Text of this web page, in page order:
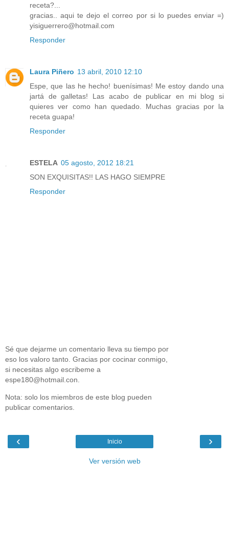
receta?...
gracias.. aqui te dejo el correo por si lo puedes enviar =)
yisiguerrero@hotmail.com
Responder
Laura Piñero 13 abril, 2010 12:10
Espe, que las he hecho! buenísimas! Me estoy dando una
jartá de galletas! Las acabo de publicar en mi blog si
quieres ver como han quedado. Muchas gracias por la
receta guapa!
Responder
ESTELA 05 agosto, 2012 18:21
SON EXQUISITAS!! LAS HAGO SIEMPRE
Responder
Sé que dejarme un comentario lleva su tiempo por
eso los valoro tanto. Gracias por cocinar conmigo,
si necesitas algo escribeme a
espe180@hotmail.con.
Nota: solo los miembros de este blog pueden
publicar comentarios.
‹ ›
Inicio
Ver versión web